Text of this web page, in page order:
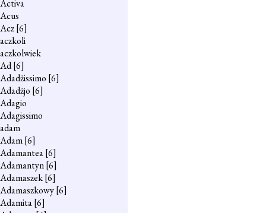
Activa
Acus
Acz[6]
aczkoli
aczkolwiek
Ad[6]
Adadżissimo [6]
Adadżjo [6]
Adagio
Adagissimo
adam
Adam[6]
Adamantea[6]
Adamantyn[6]
Adamaszek[6]
Adamaszkowy[6]
Adamita[6]